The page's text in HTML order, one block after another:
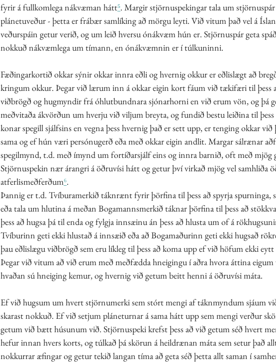
fyrir á fullkomlega nákvæman hátt⁵. Margir stjörnuspekingar tala um stjörnuspár
plánetuveður - þetta er frábær samlíking að mörgu leyti. Við vitum það vel á
veðurspáin getur verið, og um leið hversu ónákvæm hún er. Stjörnuspár geta
nokkuð nákvæmlega um tímann, en ónákvæmnin er í túlkuninni.
Fæðingarkortið okkar sýnir okkar innra eðli og hvernig okkur er eðlislægt að
kringum okkur. Þegar við lærum inn á okkar eigin kort fáum við tækifæri til þess
viðbrögð og hugmyndir frá óhlutbundnara sjónarhorni en við erum vön, og þá
meðvitaða ákvörðun um hverju við viljum breyta, og fundið bestu leiðina til þess
konar spegill sjálfsins en vegna þess hvernig það er sett upp, er tenging okkar við
sama og ef hún væri persónugerð eða með okkar eigin andlit. Margar sálrænar
spegilmynd, t.d. með ímynd um fortíðarsjálf eins og innra barnið, oft með mjög
Stjörnuspekin nær árangri á öðruvísi hátt og getur því virkað mjög vel samhliða
atferlismeðferðum⁶.
Þannig er t.d. Tvíburamerkið táknrænt fyrir þörfina til þess að spyrja spurninga,
eða tala um hlutina á meðan Bogamannsmerkið táknar þörfina til þess að
þess að hugsa þá til enda og fylgja innsæinu án þess að hlusta um of á
Tvíburinn geti ekki hlustað á innsæið eða að Bogamaðurinn geti ekki hugsað
þau eðlislægu viðbrögð sem eru líkleg til þess að koma upp ef við höfum ekki
Þegar við vitum að við erum með meðfædda hneigingu í aðra hvora áttina eigum
hvaðan sú hneiging kemur, og hvernig við getum beitt henni á öðruvísi máta.
Ef við hugsum um hvert stjörnumerki sem stórt mengi af táknmyndum sjáum
skarast nokkuð. Ef við setjum pláneturnar á sama hátt upp sem mengi verður
getum við bætt húsunum við. Stjörnuspeki krefst þess að við getum séð hvert
hefur innan hvers korts, og túlkað þá skörun á heildrænan máta sem setur það
nokkurrar æfingar og getur tekið langan tíma að geta séð þetta allt saman í